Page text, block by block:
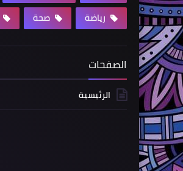
رياضة
صحة
الصفحات
الرئيسية